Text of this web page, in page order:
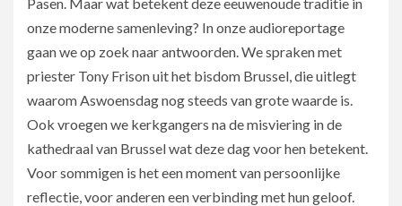
onze moderne samenleving? In onze audioreportage
gaan we op zoek naar antwoorden. We spraken met
priester Tony Frison uit het bisdom Brussel, die uitlegt
waarom Aswoensdag nog steeds van grote waarde is.
Ook vroegen we kerkgangers na de misviering in de
kathedraal van Brussel wat deze dag voor hen betekent.
Voor sommigen is het een moment van persoonlijke
reflectie, voor anderen een verbinding met hun geloof.